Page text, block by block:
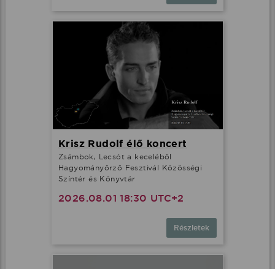
Krisz Rudolf élő koncert
Zsámbok, Lecsót a keceléből
Hagyományőrző Fesztivál Közösségi
Színtér és Könyvtár
2026.08.01 18:30 UTC+2
Részletek